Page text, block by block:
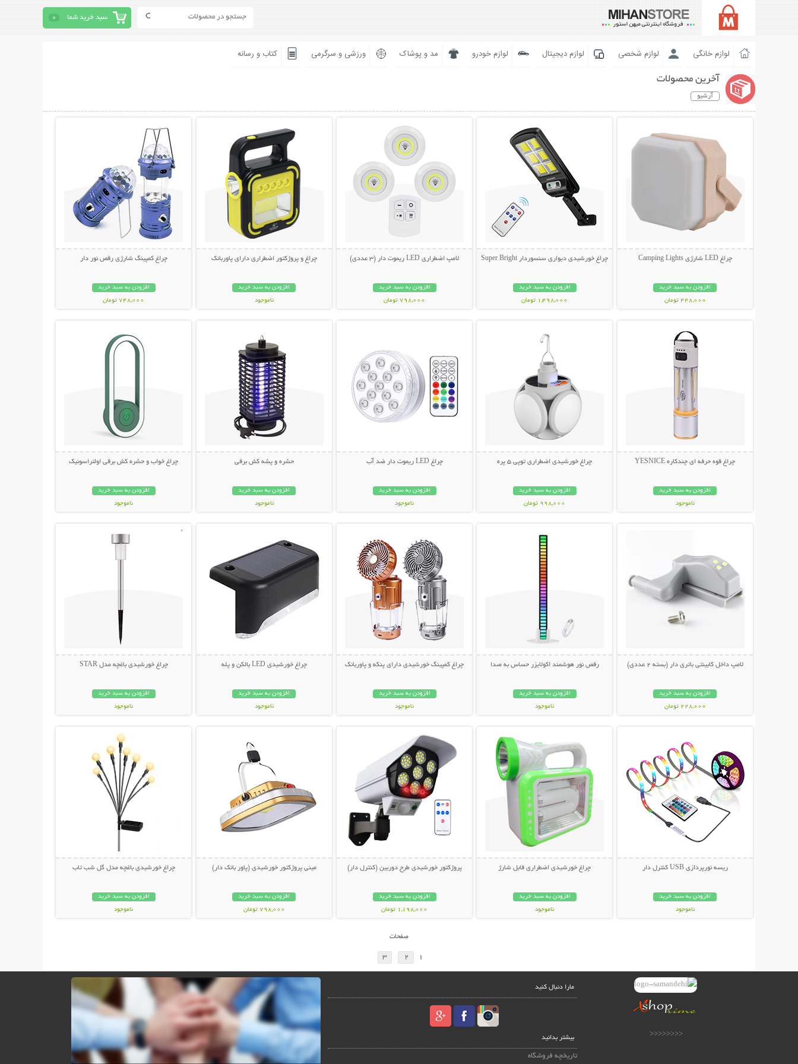
سبد خرید شما 0
لوازم خانگی لوازم شخصی لوازم دیجیتال لوازم خودرو مد و پوشاک ورزشی و سرگرمی کتاب و رسانه
آخرین محصولات
آرشیو
چراغ LED شارژی Camping Lights
افزودن به سبد خرید
448,000 تومان
چراغ خورشیدی دیواری سنسوردار Super Bright
افزودن به سبد خرید
1,498,000 تومان
لامپ اضطراری LED ریموت دار (3 عددی)
افزودن به سبد خرید
798,000 تومان
چراغ و پروژکتور اضطراری دارای پاوربانک
افزودن به سبد خرید
ناموجود
چراغ کمپینگ شارژی رقص نور دار
افزودن به سبد خرید
748,000 تومان
چراغ قوه حرفه ای چندکاره YESNICE
افزودن به سبد خرید
ناموجود
چراغ خورشیدی اضطراری توپی 5 پره
افزودن به سبد خرید
998,000 تومان
چراغ LED ریموت دار ضد آب
افزودن به سبد خرید
ناموجود
حشره و پشه کش برقی
افزودن به سبد خرید
ناموجود
چراغ خواب و حشره کش برقی اولتراسونیک
افزودن به سبد خرید
ناموجود
لامپ داخل کابینتی باتری دار (بسته 2 عددی)
افزودن به سبد خرید
228,000 تومان
رقص نور هوشمند اکولایزر حساس به صدا
افزودن به سبد خرید
ناموجود
چراغ کمپینگ خورشیدی دارای پنکه و پاوربانک
افزودن به سبد خرید
ناموجود
چراغ خورشیدی LED بالکن و پله
افزودن به سبد خرید
ناموجود
چراغ خورشیدی باغچه مدل STAR
افزودن به سبد خرید
ناموجود
ریسه نورپردازی USB کنترل دار
افزودن به سبد خرید
ناموجود
چراغ خورشیدی اضطراری قابل شارژ
افزودن به سبد خرید
ناموجود
پروژکتور خورشیدی طرح دوربین (کنترل دار)
افزودن به سبد خرید
1,198,000 تومان
مینی پروژکتور خورشیدی (پاور بانک دار)
افزودن به سبد خرید
798,000 تومان
چراغ خورشیدی باغچه مدل گل شب تاب
افزودن به سبد خرید
ناموجود
صفحات
1
2
3
<<<<<<<<
مارا دنبال کنید
بیشتر بدانید
تاریخچه فروشگاه